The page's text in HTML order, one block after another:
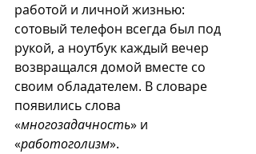
работой и личной жизнью:
сотовый телефон всегда был под
рукой, а ноутбук каждый вечер
возвращался домой вместе со
своим обладателем. В словаре
появились слова
«многозадачность» и
«работоголизм».